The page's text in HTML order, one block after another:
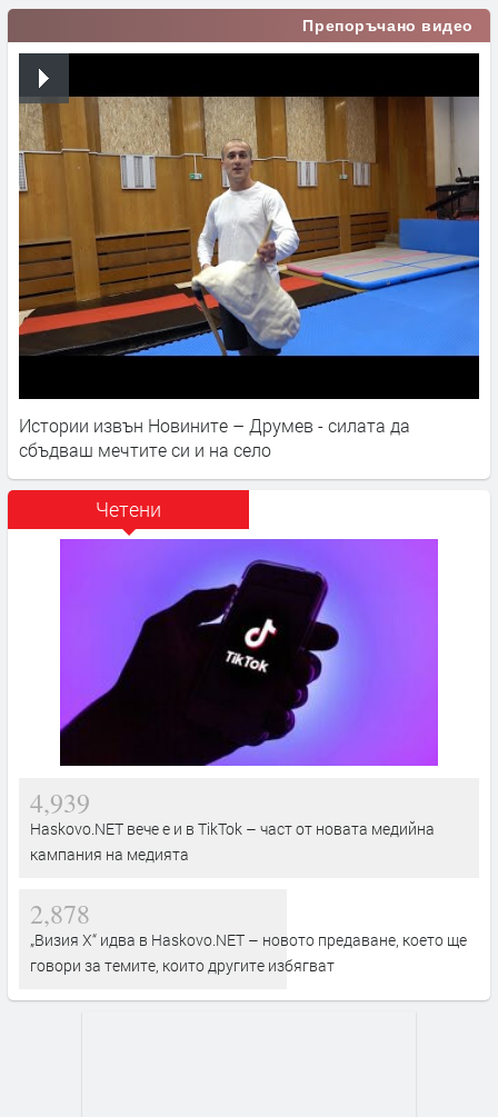
Препоръчано видео
Истории извън Новините – Друмев - силата да
сбъдваш мечтите си и на село
Четени
4,939
Haskovo.NET вече е и в TikTok – част от новата медийна
кампания на медията
2,878
„Визия Х“ идва в Haskovo.NET – новото предаване, което ще
говори за темите, които другите избягват